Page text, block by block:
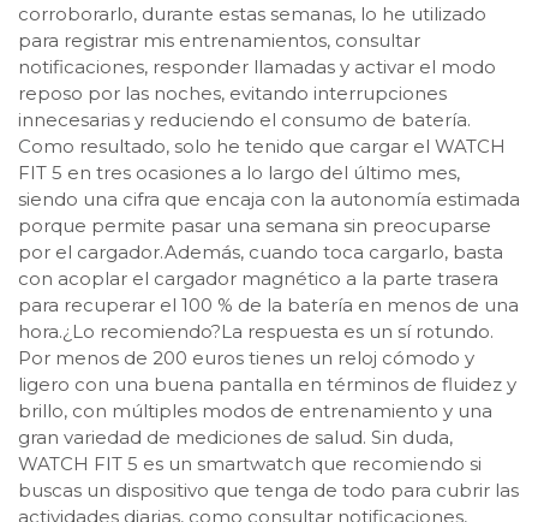
corroborarlo, durante estas semanas, lo he utilizado
para registrar mis entrenamientos, consultar
notificaciones, responder llamadas y activar el modo
reposo por las noches, evitando interrupciones
innecesarias y reduciendo el consumo de batería.
Como resultado, solo he tenido que cargar el WATCH
FIT 5 en tres ocasiones a lo largo del último mes,
siendo una cifra que encaja con la autonomía estimada
porque permite pasar una semana sin preocuparse
por el cargador.Además, cuando toca cargarlo, basta
con acoplar el cargador magnético a la parte trasera
para recuperar el 100 % de la batería en menos de una
hora.¿Lo recomiendo?La respuesta es un sí rotundo.
Por menos de 200 euros tienes un reloj cómodo y
ligero con una buena pantalla en términos de fluidez y
brillo, con múltiples modos de entrenamiento y una
gran variedad de mediciones de salud. Sin duda,
WATCH FIT 5 es un smartwatch que recomiendo si
buscas un dispositivo que tenga de todo para cubrir las
actividades diarias, como consultar notificaciones,